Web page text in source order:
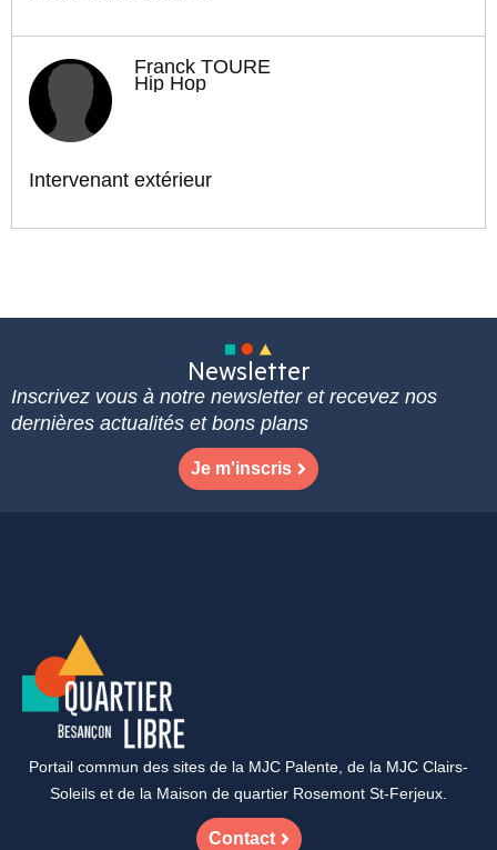
Franck TOURÉ
Hip Hop
Intervenant extérieur
Newsletter
Inscrivez vous à notre newsletter et recevez nos
dernières actualités et bons plans
Je m'inscris
Portail commun des sites de la MJC Palente, de la MJC Clairs-
Soleils et de la Maison de quartier Rosemont St-Ferjeux.
Contact